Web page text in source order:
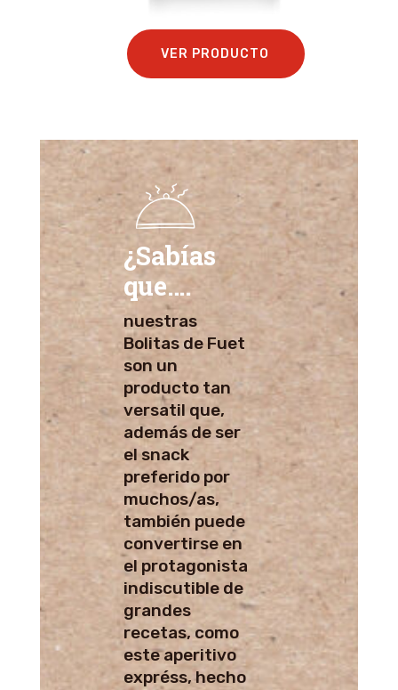
VER PRODUCTO
¿Sabías
que….
nuestras
Bolitas de Fuet
son un
producto tan
versatil que,
además de ser
el snack
preferido por
muchos/as,
también puede
convertirse en
el protagonista
indiscutible de
grandes
recetas, como
este aperitivo
expréss, hecho